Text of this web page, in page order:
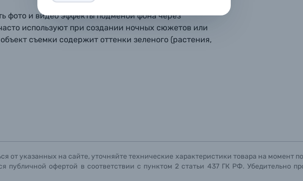
Прикрепить файл
Нажимая кнопку «Отправить вопрос» я даю: Согласие наобработку персональных данных.
Прикрепить файл
Нажимая кнопку «Отправить вопрос» я даю: Согласие наобработку персональных данных.
фотографов
фото и видео эффекты подменой фона через
используют при создании ночных сюжетов или
съемки содержит оттенки зеленого (растения,
от указанных на сайте, уточняйте технические характеристики товара на момент
публичной офертой в соответствии с пунктом 2 статьи 437 ГК РФ. Убедительно
Прикрепить файл
Нажимая кнопку «Отправить вопрос» я даю: Согласие наобработку персональных данных.